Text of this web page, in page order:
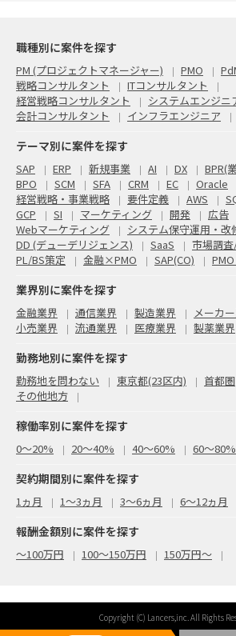
職種別に案件を探す
PM (プロジェクトマネージャー) PMO
戦略コンサルタント
ITコンサルタント
経営戦略コンサルタント
システムエンジニ
会計コンサルタント
インフラエンジニア
テーマ別に案件を探す
SAP ERP 新規事業 AI DX BPR(
BPO
SCM SFA CRM EC
Oracle
経営戦略・事業戦略
要件定義 AWS
GCP
SI マーケティング 開発
広告
Webマーケティング
システム保守運用・改
DD (デューデリジェンス)
SaaS
市場調
PL/BS策定
金融×PMO SAP(CO)
業界別に案件を探す
金融業界 通信業界 製造業界 メーカ
小売業界
流通業界 医療業界 製薬業界
勤務地別に案件を探す
勤務地を問わない 東京都(23区内) 首都圏
その他地方
稼働率別に案件を探す
0〜20% 20〜40% 40〜60% 60〜80%
契約期間別に案件を探す
1ヵ月 1～3ヵ月 3～6ヵ月 6～12ヵ月
報酬金額別に案件を探す
〜100万円 100〜150万円 150万円〜
Copyright (C) Lancers,inc. All Rights